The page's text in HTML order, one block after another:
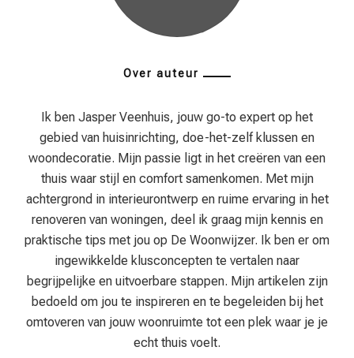
Over auteur
Ik ben Jasper Veenhuis, jouw go-to expert op het
gebied van huisinrichting, doe-het-zelf klussen en
woondecoratie. Mijn passie ligt in het creëren van een
thuis waar stijl en comfort samenkomen. Met mijn
achtergrond in interieurontwerp en ruime ervaring in het
renoveren van woningen, deel ik graag mijn kennis en
praktische tips met jou op De Woonwijzer. Ik ben er om
ingewikkelde klusconcepten te vertalen naar
begrijpelijke en uitvoerbare stappen. Mijn artikelen zijn
bedoeld om jou te inspireren en te begeleiden bij het
omtoveren van jouw woonruimte tot een plek waar je je
echt thuis voelt.